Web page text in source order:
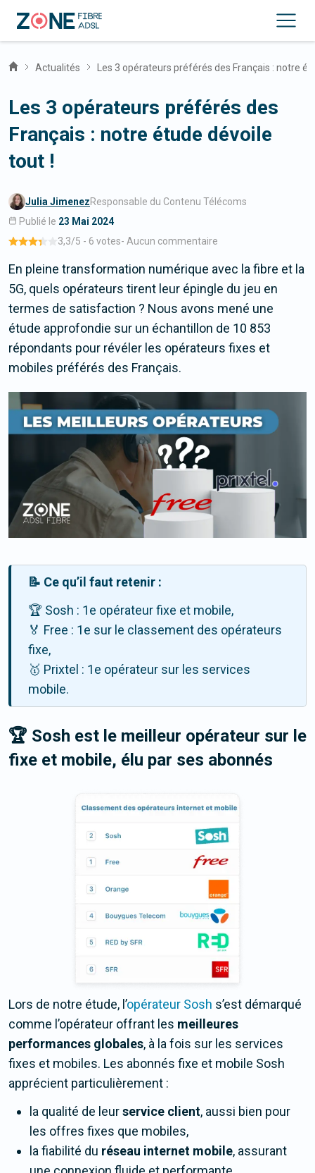
Actualités Les 3 opérateurs préférés des Français : notre
Les 3 opérateurs préférés des
Français : notre étude dévoile
tout !
Julia JimenezResponsable du Contenu Télécoms
Publié le 23 Mai 2024
3,3/5 - 6 votes- Aucun commentaire
En pleine transformation numérique avec la fibre et la
5G, quels opérateurs tirent leur épingle du jeu en
termes de satisfaction ? Nous avons mené une
étude approfondie sur un échantillon de 10 853
répondants pour révéler les opérateurs fixes et
mobiles préférés des Français.
📝 Ce qu’il faut retenir :
🏆 Sosh : 1e opérateur fixe et mobile,
🏅 Free : 1e sur le classement des opérateurs
fixe,
🥇 Prixtel : 1e opérateur sur les services
mobile.
🏆 Sosh est le meilleur opérateur sur le
fixe et mobile, élu par ses abonnés
Lors de notre étude, l’opérateur Sosh s’est démarqué
comme l’opérateur offrant les meilleures
performances globales, à la fois sur les services
fixes et mobiles. Les abonnés fixe et mobile Sosh
apprécient particulièrement :
la qualité de leurservice client, aussi bien pour
les offres fixes que mobiles,
la fiabilité du réseau internet mobile, assurant